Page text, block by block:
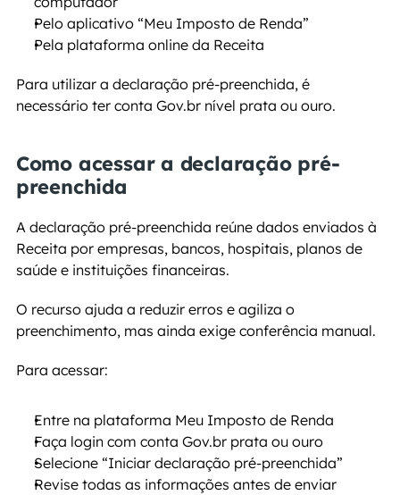
Pelo aplicativo “Meu Imposto de Renda”
Pela plataforma online da Receita
Para utilizar a declaração pré-preenchida, é
necessário ter conta Gov.br nível prata ou ouro.
Como acessar a declaração pré-
preenchida
A declaração pré-preenchida reúne dados enviados à
Receita por empresas, bancos, hospitais, planos de
saúde e instituições financeiras.
O recurso ajuda a reduzir erros e agiliza o
preenchimento, mas ainda exige conferência manual.
Para acessar:
Entre na plataforma Meu Imposto de Renda
Faça login com conta Gov.br prata ou ouro
Selecione “Iniciar declaração pré-preenchida”
Revise todas as informações antes de enviar